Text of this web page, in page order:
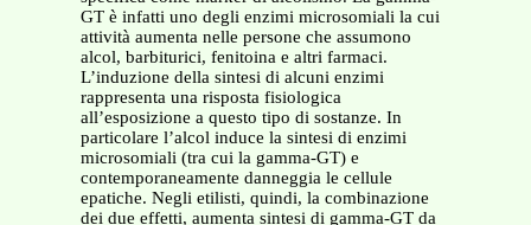
GT è infatti uno degli enzimi microsomiali la cui
attività aumenta nelle persone che assumono
alcol, barbiturici, fenitoina e altri farmaci.
L’induzione della sintesi di alcuni enzimi
rappresenta una risposta fisiologica
all’esposizione a questo tipo di sostanze. In
particolare l’alcol induce la sintesi di enzimi
microsomiali (tra cui la gamma-GT) e
contemporaneamente danneggia le cellule
epatiche. Negli etilisti, quindi, la combinazione
dei due effetti, aumenta sintesi di gamma-GT da